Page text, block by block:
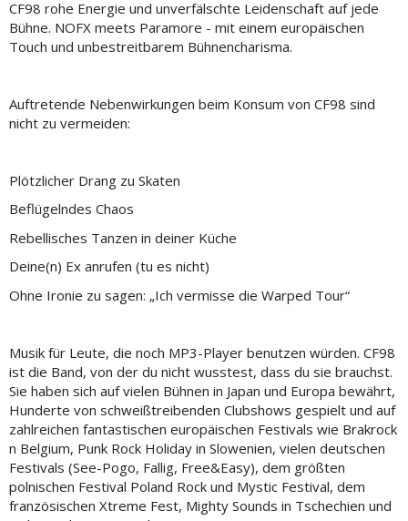
CF98 rohe Energie und unverfälschte Leidenschaft auf jede
Bühne. NOFX meets Paramore - mit einem europäischen
Touch und unbestreitbarem Bühnencharisma.
Auftretende Nebenwirkungen beim Konsum von CF98 sind
nicht zu vermeiden:
Plötzlicher Drang zu Skaten
Beflügelndes Chaos
Rebellisches Tanzen in deiner Küche
Deine(n) Ex anrufen (tu es nicht)
Ohne Ironie zu sagen: „Ich vermisse die Warped Tour“
Musik für Leute, die noch MP3-Player benutzen würden. CF98
ist die Band, von der du nicht wusstest, dass du sie brauchst.
Sie haben sich auf vielen Bühnen in Japan und Europa bewährt,
Hunderte von schweißtreibenden Clubshows gespielt und auf
zahlreichen fantastischen europäischen Festivals wie Brakrock
n Belgium, Punk Rock Holiday in Slowenien, vielen deutschen
Festivals (See-Pogo, Fallig, Free&Easy), dem größten
polnischen Festival Poland Rock und Mystic Festival, dem
französischen Xtreme Fest, Mighty Sounds in Tschechien und